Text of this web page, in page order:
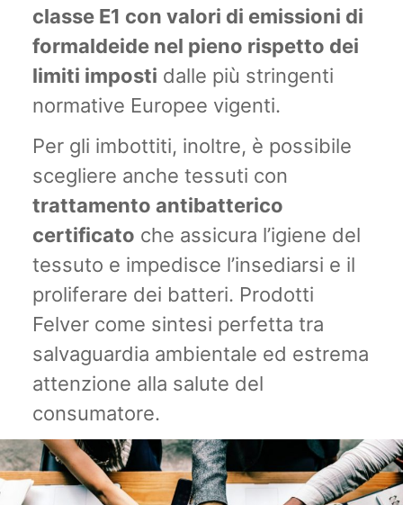
classe E1 con valori di emissioni di
formaldeide nel pieno rispetto dei
limiti imposti dalle più stringenti
normative Europee vigenti.
Per gli imbottiti, inoltre, è possibile
scegliere anche tessuti con
trattamento antibatterico
certificato che assicura l’igiene del
tessuto e impedisce l’insediarsi e il
proliferare dei batteri. Prodotti
Felver come sintesi perfetta tra
salvaguardia ambientale ed estrema
attenzione alla salute del
consumatore.